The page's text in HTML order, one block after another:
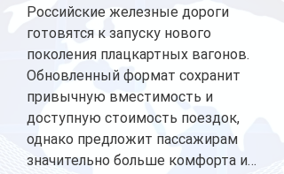
Российские железные дороги
готовятся к запуску нового
поколения плацкартных вагонов.
Обновленный формат сохранит
привычную вместимость и
доступную стоимость поездок,
однако предложит пассажирам
значительно больше комфорта и